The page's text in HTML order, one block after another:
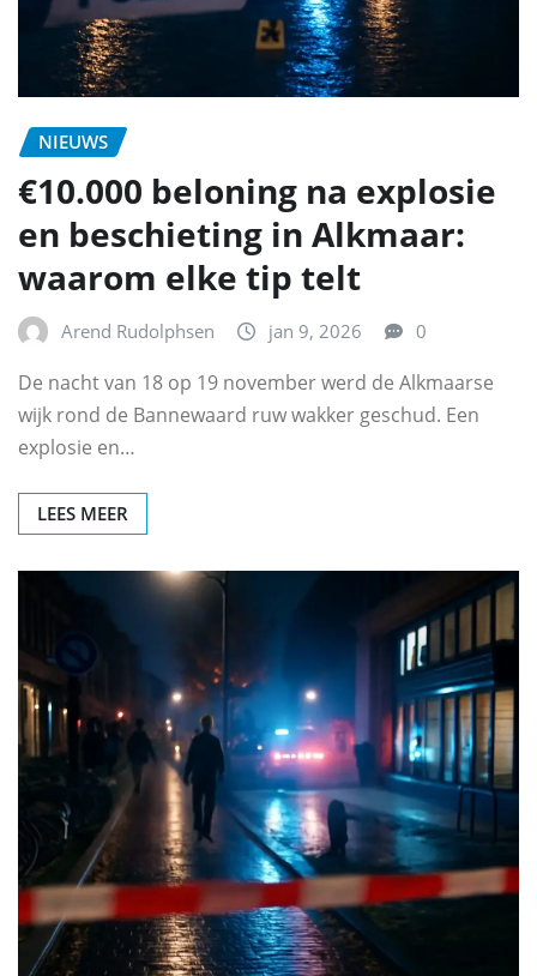
NIEUWS
€10.000 beloning na explosie
en beschieting in Alkmaar:
waarom elke tip telt
Arend Rudolphsen jan 9, 2026 0
De nacht van 18 op 19 november werd de Alkmaarse
wijk rond de Bannewaard ruw wakker geschud. Een
explosie en…
LEES MEER